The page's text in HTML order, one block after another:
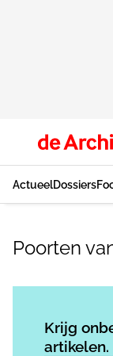
ActueelDossiers
Poorten
Krijg
artikelen.